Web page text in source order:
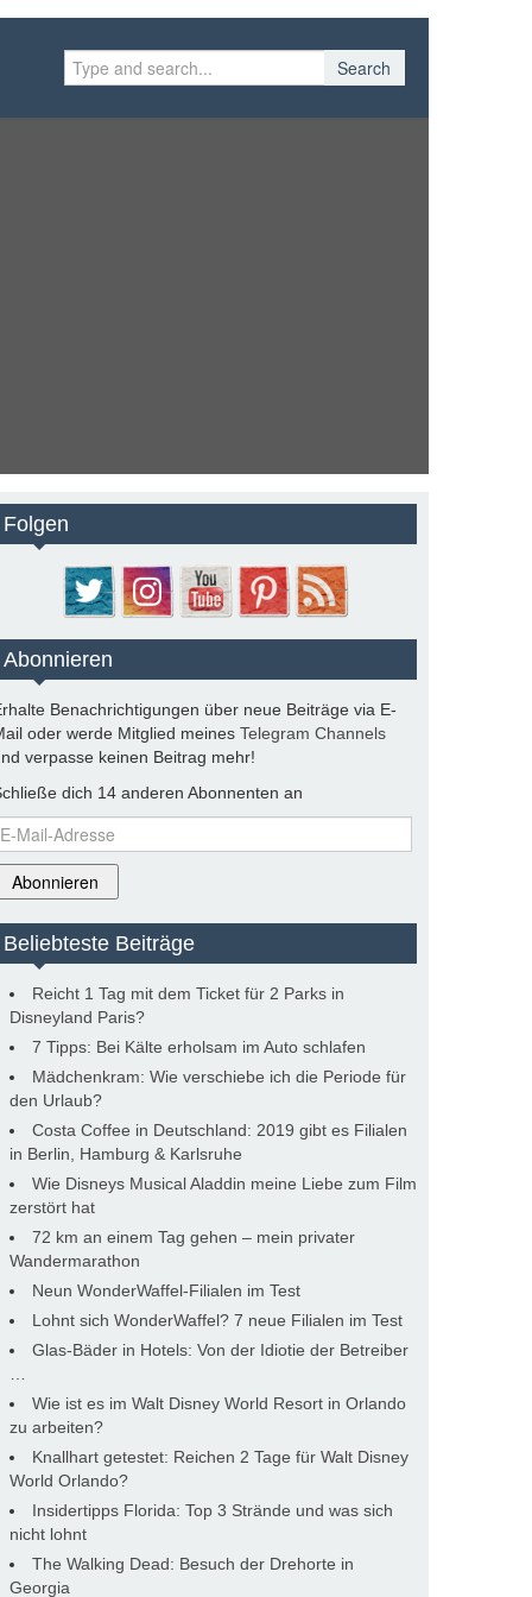
Search
Folgen
Abonnieren
Benachrichtigungen über neue Beiträge via E-
oder werde Mitglied meines Telegram Channels
verpasse keinen Beitrag mehr!
dich 14 anderen Abonnenten an
Abonnieren
Beliebteste Beiträge
Reicht 1 Tag mit dem Ticket für 2 Parks in
Disneyland Paris?
7 Tipps: Bei Kälte erholsam im Auto schlafen
Mädchenkram: Wie verschiebe ich die Periode für
den Urlaub?
Costa Coffee in Deutschland: 2019 gibt es Filialen
in Berlin, Hamburg & Karlsruhe
Wie Disneys Musical Aladdin meine Liebe zum Film
zerstört hat
72 km an einem Tag gehen – mein privater
Wandermarathon
Neun WonderWaffel-Filialen im Test
Lohnt sich WonderWaffel? 7 neue Filialen im Test
Glas-Bäder in Hotels: Von der Idiotie der Betreiber
Wie ist es im Walt Disney World Resort in Orlando
zu arbeiten?
Knallhart getestet: Reichen 2 Tage für Walt Disney
World Orlando?
Insidertipps Florida: Top 3 Strände und was sich
nicht lohnt
The Walking Dead: Besuch der Drehorte in
Georgia